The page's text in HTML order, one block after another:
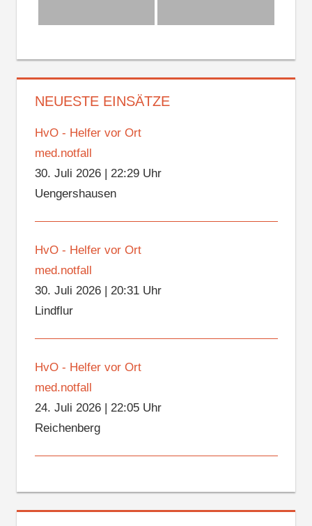
NEUESTE EINSÄTZE
HvO - Helfer vor Ort
med.notfall
30. Juli 2026| 22:29 Uhr
Uengershausen
HvO - Helfer vor Ort
med.notfall
30. Juli 2026| 20:31 Uhr
Lindflur
HvO - Helfer vor Ort
med.notfall
24. Juli 2026| 22:05 Uhr
Reichenberg